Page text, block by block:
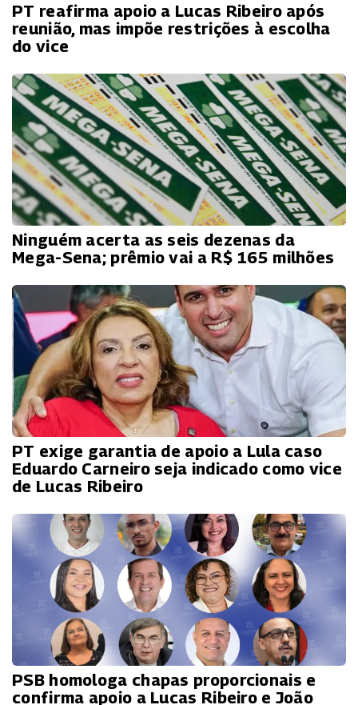
PT reafirma apoio a Lucas Ribeiro após
reunião, mas impõe restrições à escolha
do vice
Ninguém acerta as seis dezenas da
Mega-Sena; prêmio vai a R$ 165 milhões
PT exige garantia de apoio a Lula caso
Eduardo Carneiro seja indicado como vice
de Lucas Ribeiro
PSB homologa chapas proporcionais e
confirma apoio a Lucas Ribeiro e João